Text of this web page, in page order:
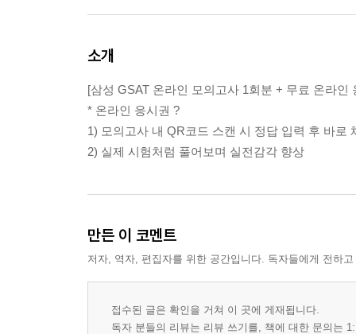
소개
[삼성 GSAT 온라인 모의고사 1회분 + 무료 온라인
* 온라인 응시권 ?
1) 모의고사 내 QR코드 스캔 시 정답 입력 후 바로
2) 실제 시험처럼 풀어보며 실전감각 향상
만든 이 코멘트
저자, 역자, 편집자를 위한 공간입니다. 독자들에게 전하
접수된 글은 확인을 거쳐 이 곳에 게재됩니다.
독자 분들의 리뷰는 리뷰 쓰기를, 책에 대한 문의는